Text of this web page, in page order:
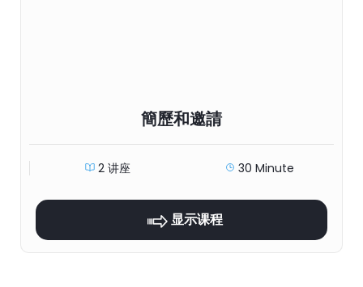
簡歷和邀請
2 讲座 30 Minute
显示课程